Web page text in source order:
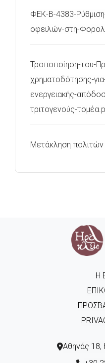
ΦΕΚ-Β-4383-
οφειλών-στη-
Τροποποίηση-του-
χρηματοδότησης-
ενεργειακής-
τριτογενούς-
Μετάκληση
Η
Αθηνάς 18,